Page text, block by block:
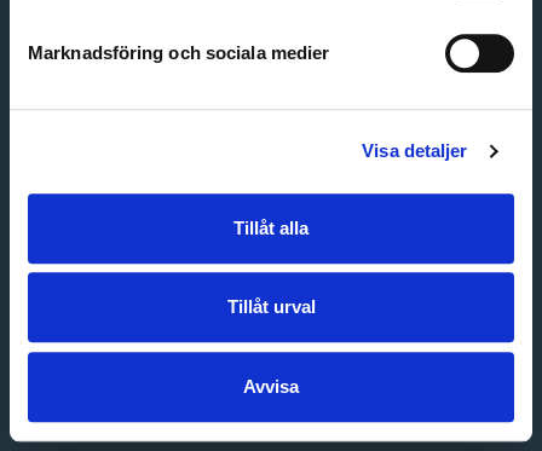
Marknadsföring och sociala medier
Visa detaljer
Tillåt alla
Tillåt urval
Avvisa